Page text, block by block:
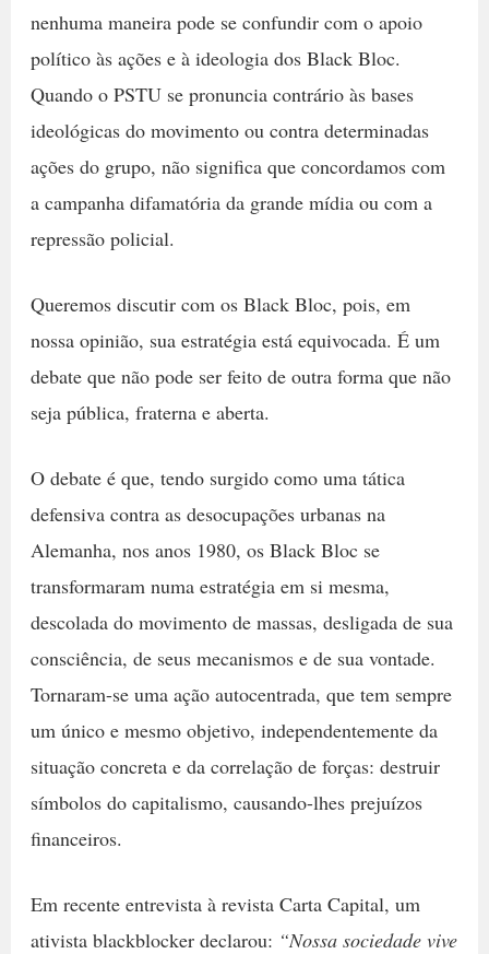
nenhuma maneira pode se confundir com o apoio
político às ações e à ideologia dos Black Bloc.
Quando o PSTU se pronuncia contrário às bases
ideológicas do movimento ou contra determinadas
ações do grupo, não significa que concordamos com
a campanha difamatória da grande mídia ou com a
repressão policial.
Queremos discutir com os Black Bloc, pois, em
nossa opinião, sua estratégia está equivocada. É um
debate que não pode ser feito de outra forma que não
seja pública, fraterna e aberta.
O debate é que, tendo surgido como uma tática
defensiva contra as desocupações urbanas na
Alemanha, nos anos 1980, os Black Bloc se
transformaram numa estratégia em si mesma,
descolada do movimento de massas, desligada de sua
consciência, de seus mecanismos e de sua vontade.
Tornaram-se uma ação autocentrada, que tem sempre
um único e mesmo objetivo, independentemente da
situação concreta e da correlação de forças: destruir
símbolos do capitalismo, causando-lhes prejuízos
financeiros.
Em recente entrevista à revista Carta Capital, um
ativista blackblocker declarou: “Nossa sociedade vive